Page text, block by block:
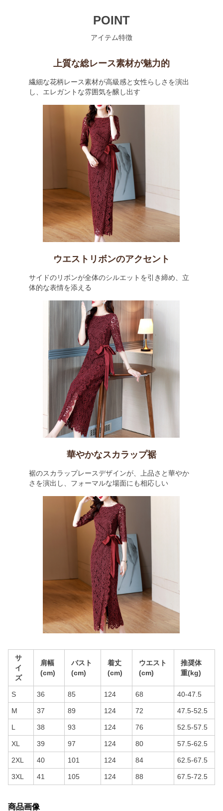
POINT
アイテム特徴
上質な総レース素材が魅力的
繊細な花柄レース素材が高級感と女性らしさを演出
し、エレガントな雰囲気を醸し出す
ウエストリボンのアクセント
サイドのリボンが全体のシルエットを引き締め、立
体的な表情を添える
華やかなスカラップ裾
裾のスカラップレースデザインが、上品さと華やか
さを演出し、フォーマルな場面にも相応しい
サ
イ
ズ
肩幅
(cm)
バスト
(cm)
着丈
(cm)
ウエスト
(cm)
推奨体
重(kg)
S 36 85 124 68 40-47.5
M 37 89 124 72 47.5-52.5
L 38 93 124 76 52.5-57.5
XL 39 97 124 80 57.5-62.5
2XL 40 101 124 84 62.5-67.5
3XL 41 105 124 88 67.5-72.5
商品画像